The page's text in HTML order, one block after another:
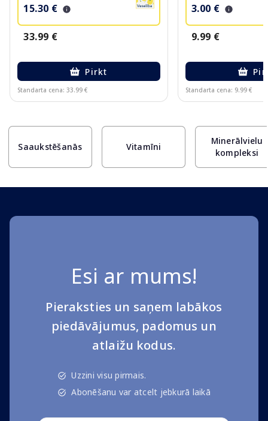
15.30 €
33.99 €
Pirkt
Standarta cena: 33.99 €
3.00 €
9.99 €
Standarta cena: 9.99 €
Saaukstēšanās Vitamīni
Minerālvielu
kompleksi
Esi ar mums!
Pieraksties un saņem labākos
piedāvājumus, padomus un
atlaižu kodus.
Uzzini visu pirmais.
Abonēšanu var atcelt jebkurā laikā